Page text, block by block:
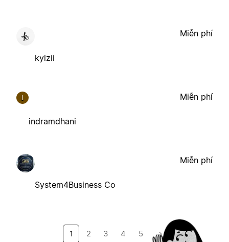
kylzii
Miễn phí
I
indramdhani
Miễn phí
System4Business Co
Miễn phí
1 2 3 4 5 →